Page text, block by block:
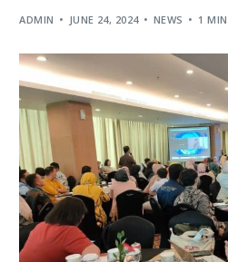
ADMIN JUNE 24, 2024 NEWS 1